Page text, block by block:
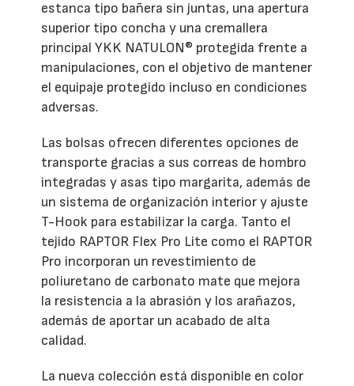
estanca tipo bañera sin juntas, una apertura
superior tipo concha y una cremallera
principal YKK NATULON® protegida frente a
manipulaciones, con el objetivo de mantener
el equipaje protegido incluso en condiciones
adversas.
Las bolsas ofrecen diferentes opciones de
transporte gracias a sus correas de hombro
integradas y asas tipo margarita, además de
un sistema de organización interior y ajuste
T-Hook para estabilizar la carga. Tanto el
tejido RAPTOR Flex Pro Lite como el RAPTOR
Pro incorporan un revestimiento de
poliuretano de carbonato mate que mejora
la resistencia a la abrasión y los arañazos,
además de aportar un acabado de alta
calidad.
La nueva colección está disponible en color